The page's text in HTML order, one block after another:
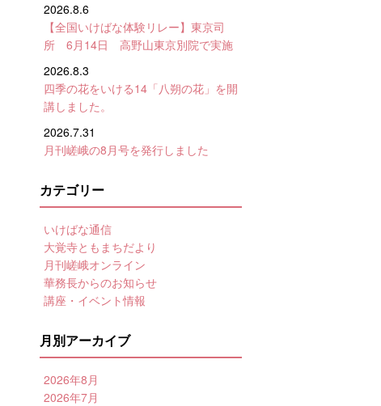
2026.8.6
【全国いけばな体験リレー】東京司
所 6月14日 高野山東京別院で実施
2026.8.3
四季の花をいける14「八朔の花」を開
講しました。
2026.7.31
月刊嵯峨の8月号を発行しました
カテゴリー
いけばな通信
大覚寺ともまちだより
月刊嵯峨オンライン
華務長からのお知らせ
講座・イベント情報
月別アーカイブ
2026年8月
2026年7月